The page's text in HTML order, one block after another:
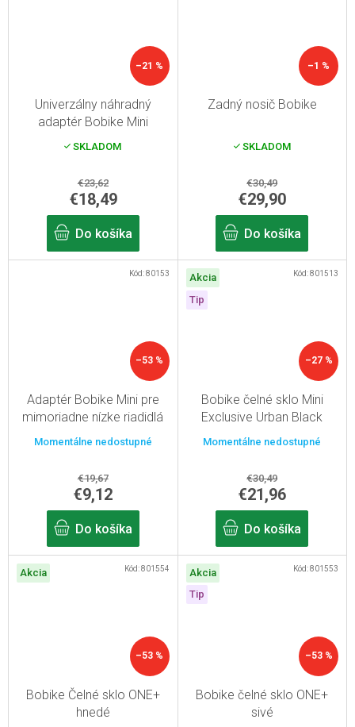
–21 %
Univerzálny náhradný
adaptér Bobike Mini
SKLADOM
€23,62
€18,49
Do košíka
–1 %
Zadný nosič Bobike
SKLADOM
€30,49
€29,90
Do košíka
–53 %
Adaptér Bobike Mini pre
mimoriadne nízke riadidlá
Momentálne nedostupné
€19,67
€9,12
Do košíka
Kód:80153
Akcia
Tip
–27 %
Bobike čelné sklo Mini
Exclusive Urban Black
Momentálne nedostupné
€30,49
€21,96
Do košíka
Kód:801513
Akcia
–53 %
Bobike Čelné sklo ONE+
hnedé
Kód:801554
Akcia
Tip
–53 %
Bobike čelné sklo ONE+
sivé
Kód:801553